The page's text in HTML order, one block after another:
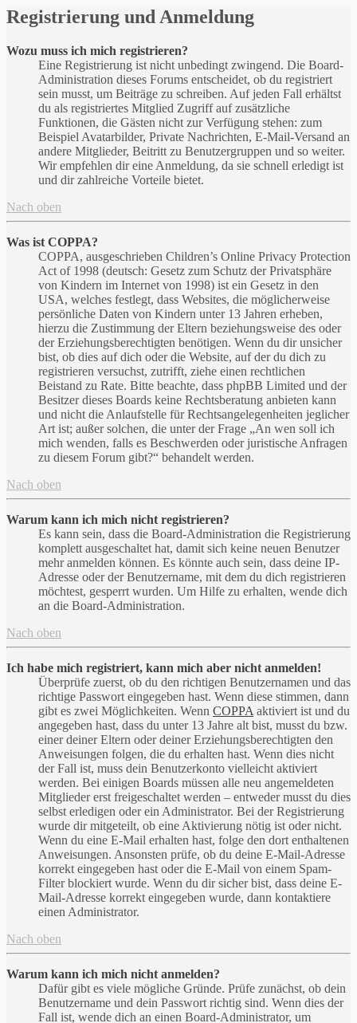
Registrierung und Anmeldung
Wozu muss ich mich registrieren?
Eine Registrierung ist nicht unbedingt zwingend. Die Board-
Administration dieses Forums entscheidet, ob du registriert
sein musst, um Beiträge zu schreiben. Auf jeden Fall erhältst
du als registriertes Mitglied Zugriff auf zusätzliche
Funktionen, die Gästen nicht zur Verfügung stehen: zum
Beispiel Avatarbilder, Private Nachrichten, E-Mail-Versand an
andere Mitglieder, Beitritt zu Benutzergruppen und so weiter.
Wir empfehlen dir eine Anmeldung, da sie schnell erledigt ist
und dir zahlreiche Vorteile bietet.
Nach oben
Was ist COPPA?
COPPA, ausgeschrieben Children’s Online Privacy Protection
Act of 1998 (deutsch: Gesetz zum Schutz der Privatsphäre
von Kindern im Internet von 1998) ist ein Gesetz in den
USA, welches festlegt, dass Websites, die möglicherweise
persönliche Daten von Kindern unter 13 Jahren erheben,
hierzu die Zustimmung der Eltern beziehungsweise des oder
der Erziehungsberechtigten benötigen. Wenn du dir unsicher
bist, ob dies auf dich oder die Website, auf der du dich zu
registrieren versuchst, zutrifft, ziehe einen rechtlichen
Beistand zu Rate. Bitte beachte, dass phpBB Limited und der
Besitzer dieses Boards keine Rechtsberatung anbieten kann
und nicht die Anlaufstelle für Rechtsangelegenheiten jeglicher
Art ist; außer solchen, die unter der Frage „An wen soll ich
mich wenden, falls es Beschwerden oder juristische Anfragen
zu diesem Forum gibt?“ behandelt werden.
Nach oben
Warum kann ich mich nicht registrieren?
Es kann sein, dass die Board-Administration die Registrierung
komplett ausgeschaltet hat, damit sich keine neuen Benutzer
mehr anmelden können. Es könnte auch sein, dass deine IP-
Adresse oder der Benutzername, mit dem du dich registrieren
möchtest, gesperrt wurden. Um Hilfe zu erhalten, wende dich
an die Board-Administration.
Nach oben
Ich habe mich registriert, kann mich aber nicht anmelden!
Überprüfe zuerst, ob du den richtigen Benutzernamen und das
richtige Passwort eingegeben hast. Wenn diese stimmen, dann
gibt es zwei Möglichkeiten. Wenn COPPA aktiviert ist und du
angegeben hast, dass du unter 13 Jahre alt bist, musst du bzw.
einer deiner Eltern oder deiner Erziehungsberechtigten den
Anweisungen folgen, die du erhalten hast. Wenn dies nicht
der Fall ist, muss dein Benutzerkonto vielleicht aktiviert
werden. Bei einigen Boards müssen alle neu angemeldeten
Mitglieder erst freigeschaltet werden – entweder musst du dies
selbst erledigen oder ein Administrator. Bei der Registrierung
wurde dir mitgeteilt, ob eine Aktivierung nötig ist oder nicht.
Wenn du eine E-Mail erhalten hast, folge den dort enthaltenen
Anweisungen. Ansonsten prüfe, ob du deine E-Mail-Adresse
korrekt eingegeben hast oder die E-Mail von einem Spam-
Filter blockiert wurde. Wenn du dir sicher bist, dass deine E-
Mail-Adresse korrekt eingegeben wurde, dann kontaktiere
einen Administrator.
Nach oben
Warum kann ich mich nicht anmelden?
Dafür gibt es viele mögliche Gründe. Prüfe zunächst, ob dein
Benutzername und dein Passwort richtig sind. Wenn dies der
Fall ist, wende dich an einen Board-Administrator, um